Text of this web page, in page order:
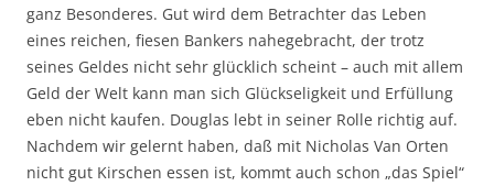
ganz Besonderes. Gut wird dem Betrachter das Leben
eines reichen, fiesen Bankers nahegebracht, der trotz
seines Geldes nicht sehr glücklich scheint – auch mit allem
Geld der Welt kann man sich Glückseligkeit und Erfüllung
eben nicht kaufen. Douglas lebt in seiner Rolle richtig auf.
Nachdem wir gelernt haben, daß mit Nicholas Van Orten
nicht gut Kirschen essen ist, kommt auch schon „das Spiel“